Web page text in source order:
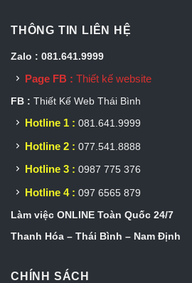
THÔNG TIN LIÊN HỆ
Zalo : 081.641.9999
Page FB : Thiết kế website
FB : Thiết Kế Web Thái Bình
Hotline 1 : 081.641.9999
Hotline 2 : 077.541.8888
Hotline 3 : 0987 775 376
Hotline 4 : 097 6565 879
Làm việc ONLINE Toàn Quốc 24/7
Thanh Hóa – Thái Bình – Nam Định
CHÍNH SÁCH